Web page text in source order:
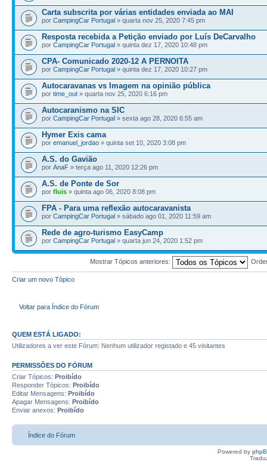
Carta subscrita por várias entidades enviada ao MAI
por CampingCar Portugal » quarta nov 25, 2020 7:45 pm
Resposta recebida a Petição enviado por Luís DeCarvalho
por CampingCar Portugal » quinta dez 17, 2020 10:48 pm
CPA- Comunicado 2020-12 A PERNOITA
por CampingCar Portugal » quinta dez 17, 2020 10:27 pm
Autocaravanas vs Imagem na opinião pública
por time_out » quarta nov 25, 2020 6:16 pm
Autocaranismo na SIC
por CampingCar Portugal » sexta ago 28, 2020 6:55 am
Hymer Exis cama
por emanuel_jordao » quinta set 10, 2020 3:08 pm
A.S. do Gavião
por AnaF » terça ago 11, 2020 12:26 pm
A.S. de Ponte de Sor
por fluis » quinta ago 06, 2020 8:08 pm
FPA - Para uma reflexão autocaravanista
por CampingCar Portugal » sábado ago 01, 2020 11:59 am
Rede de agro-turismo EasyCamp
por CampingCar Portugal » quarta jun 24, 2020 1:52 pm
Mostrar Tópicos anteriores:
Criar um novo Tópico
Voltar para Índice do Fórum
QUEM ESTÁ LIGADO:
Utilizadores a ver este Fórum: Nenhum utilizador registado e 45 visitantes
PERMISSÕES DO FÓRUM
Criar Tópicos: Proibído
Responder Tópicos: Proibído
Editar Mensagens: Proibído
Apagar Mensagens: Proibído
Enviar anexos: Proibído
Índice do Fórum
Powered by